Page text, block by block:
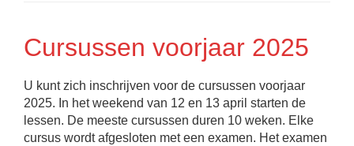
Cursussen voorjaar 2025
U kunt zich inschrijven voor de cursussen voorjaar
2025. In het weekend van 12 en 13 april starten de
lessen. De meeste cursussen duren 10 weken. Elke
cursus wordt afgesloten met een examen. Het examen